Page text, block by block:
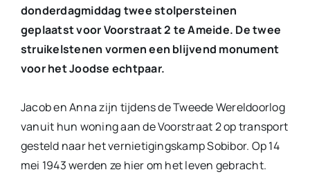
donderdagmiddag twee stolpersteinen
geplaatst voor Voorstraat 2 te Ameide. De twee
struikelstenen vormen een blijvend monument
voor het Joodse echtpaar.
Jacob en Anna zijn tijdens de Tweede Wereldoorlog
vanuit hun woning aan de Voorstraat 2 op transport
gesteld naar het vernietigingskamp Sobibor. Op 14
mei 1943 werden ze hier om het leven gebracht.